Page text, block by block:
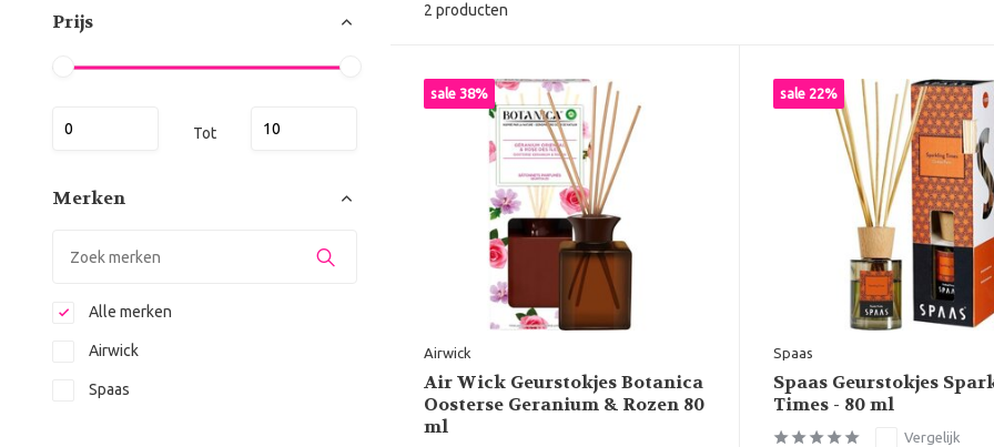
Prijs
Tot
Merken
Alle merken
Airwick
Spaas
2 producten
sale 38%
Airwick
Air Wick Geurstokjes Botanica
Oosterse Geranium & Rozen 80
ml
sale 22%
Spaas
Spaas Geurstokjes
Times - 80 ml
Vergelijk